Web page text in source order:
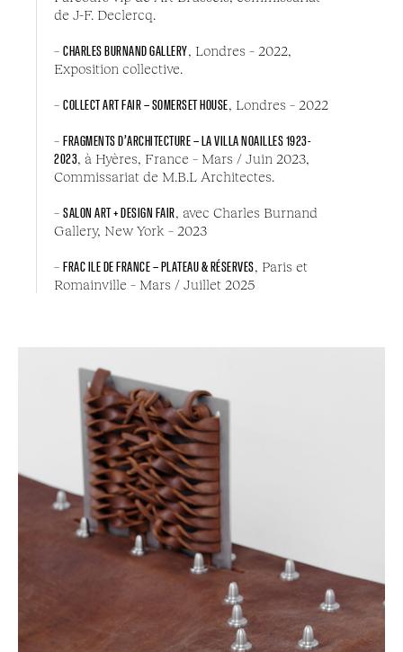
de J-F. Declercq.
– CHARLES BURNAND GALLERY , Londres – 2022,
Exposition collective.
– COLLECT ART FAIR – SOMERSET HOUSE , Londres – 2022
– FRAGMENTS D’ARCHITECTURE – LA VILLA NOAILLES 1923-
2023 , à Hyères, France – Mars / Juin 2023,
Commissariat de M.B.L Architectes.
– SALON ART + DESIGN FAIR , avec Charles Burnand
Gallery, New York – 2023
– FRAC ILE DE FRANCE – PLATEAU & RÉSERVES , Paris et
Romainville – Mars / Juillet 2025